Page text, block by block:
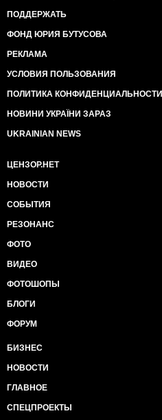
ПОДДЕРЖАТЬ
ФОНД ЮРИЯ БУТУСОВА
РЕКЛАМА
УСЛОВИЯ ПОЛЬЗОВАНИЯ
ПОЛИТИКА КОНФИДЕНЦИАЛЬНОСТИ
НОВИНИ УКРАЇНИ ЗАРАЗ
UKRAINIAN NEWS
ЦЕНЗОР.НЕТ
НОВОСТИ
СОБЫТИЯ
РЕЗОНАНС
ФОТО
ВИДЕО
ФОТОШОПЫ
БЛОГИ
ФОРУМ
БИЗНЕС
НОВОСТИ
ГЛАВНОЕ
СПЕЦПРОЕКТЫ